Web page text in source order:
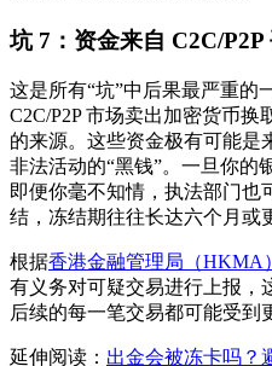
坑 7：资金来自 C2C/
这是所有“坑”中 后果最严重的
C2C/P2P 市场卖出加密货币
的来源。这些资金极有可能是
非法活动的“黑钱”。一旦你的
即便你毫不知情，执法部门也
结，冻结期往往长达六个月或
根据香港金融管理局（HKMA
有义务对可疑交易进行上报，
后续的每一笔交易都可能受到
延伸阅读： 出金会被冻卡吗？